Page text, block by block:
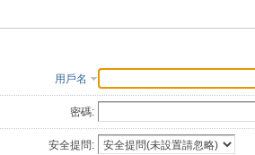
用戶名
密碼:
安全提問: